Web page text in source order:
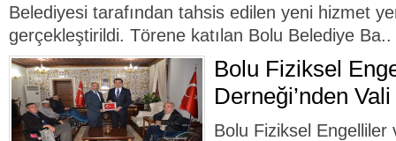
Belediyesi tarafından tahsis edilen yeni hizmet
gerçekleştirildi. Törene katılan Bolu Belediye Ba..
Bolu Fiziksel
Derneği’nden
Bolu Fiziksel